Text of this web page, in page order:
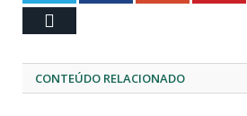
CONTEÚDO RELACIONADO